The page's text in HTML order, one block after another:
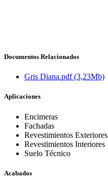
Documentos Relacionados
Gris Diana.pdf(3,23Mb)
Aplicaciones
Encimeras
Fachadas
Revestimientos Exteriores
Revestimientos Interiores
Suelo Técnico
Acabados